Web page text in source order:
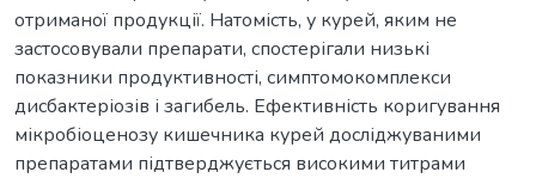
отриманої продукції. Натомість, у курей, яким не
застосовували препарати, спостерігали низькі
показники продуктивності, симптомокомплекси
дисбактеріозів і загибель. Ефективність коригування
мікробіоценозу кишечника курей досліджуваними
препаратами підтверджується високими титрами